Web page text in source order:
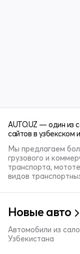
AUTO.UZ — один из
сайтов в узбекском
Мы предлагаем
грузового и
транспорта,
видов
Новые авто
Автомобили из
Узбекистана